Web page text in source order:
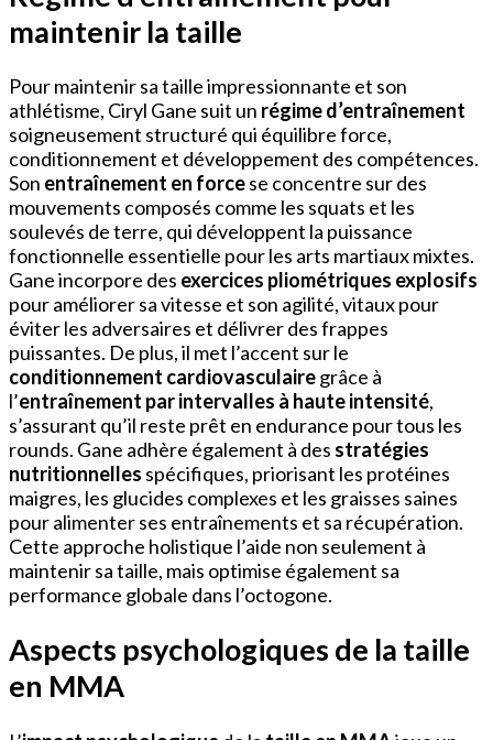
maintenir la taille
Pour maintenir sa taille impressionnante et son
athlétisme, Ciryl Gane suit un régime d’entraînement
soigneusement structuré qui équilibre force,
conditionnement et développement des compétences.
Son entraînement en forcese concentre sur des
mouvements composés comme les squats et les
soulevés de terre, qui développent la puissance
fonctionnelle essentielle pour les arts martiaux mixtes.
Gane incorpore des exercices pliométriques explosifs
pour améliorer sa vitesse et son agilité, vitaux pour
éviter les adversaires et délivrer des frappes
puissantes. De plus, il met l’accent sur le
conditionnement cardiovasculairegrâce à
l’entraînement par intervalles à haute intensité,
s’assurant qu’il reste prêt en endurance pour tous les
rounds. Gane adhère également à des stratégies
nutritionnelles spécifiques, priorisant les protéines
maigres, les glucides complexes et les graisses saines
pour alimenter ses entraînements et sa récupération.
Cette approche holistique l’aide non seulement à
maintenir sa taille, mais optimise également sa
performance globale dans l’octogone.
Aspects psychologiques de la taille
en MMA